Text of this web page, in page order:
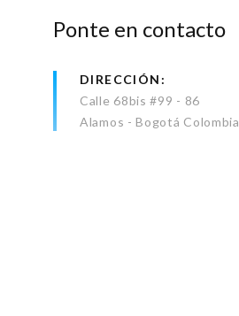
Ponte en contacto
DIRECCIÓN
Calle 68bis #99 - 86
Alamos - Bogotá Colombia